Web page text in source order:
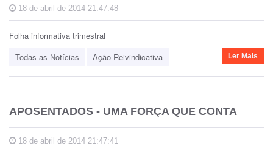
18 de abril de 2014 21:47:48
Folha informativa trimestral
Todas as Notícias
Ação Reivindicativa Ler Mais
APOSENTADOS - UMA FORÇA QUE CONTA
18 de abril de 2014 21:47:41